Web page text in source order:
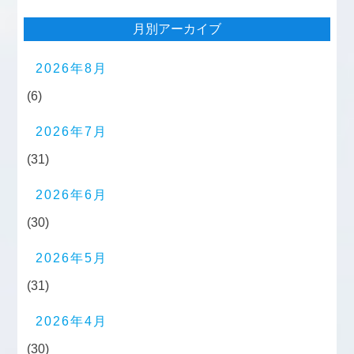
月別アーカイブ
2026年8月
(6)
2026年7月
(31)
2026年6月
(30)
2026年5月
(31)
2026年4月
(30)